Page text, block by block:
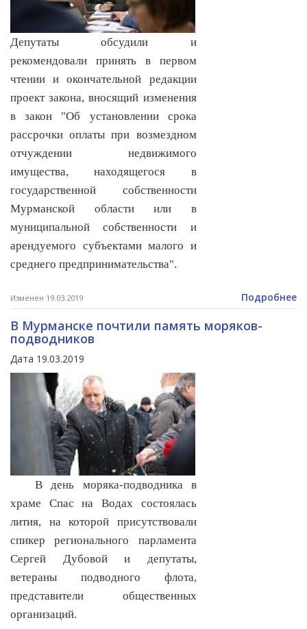
Депутаты обсудили и
рекомендовали принять в первом
чтении и окончательной редакции
проект закона, вносящий изменения
в закон "Об установлении срока
рассрочки оплаты при возмездном
отчуждении недвижимого
имущества, находящегося в
государственной собственности
Мурманской области или в
муниципальной собственности и
арендуемого субъектами малого и
среднего предпринимательства".
Изменен 19.03.2019 Подробнее
В Мурманске почтили память моряков-
подводников
Дата 19.03.2019
В день моряка-подводника в
храме Спас на Водах состоялась
лития, на которой присутствовали
спикер регионального парламента
Сергей Дубовой и депутаты,
ветераны подводного флота,
представители общественных
организаций.